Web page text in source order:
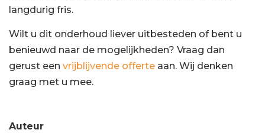
langdurig fris.
Wilt u dit onderhoud liever uitbesteden of bent u
benieuwd naar de mogelijkheden? Vraag dan
gerust een vrijblijvende offerte aan. Wij denken
graag met u mee.
Auteur